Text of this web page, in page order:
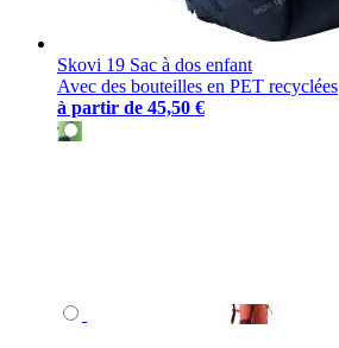
Skovi 19 Sac à dos enfant
Avec des bouteilles en PET recyclées
à partir de 45,50 €